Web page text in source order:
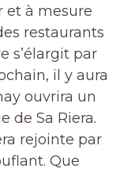
et à mesure
restaurants
s’élargit par
il y aura
ouvrira un
de Sa Riera.
rejointe par
Que